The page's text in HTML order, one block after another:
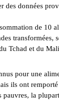
données
de 10
transformées,
Tchad et du
pour une
ils ont
pauvres, la